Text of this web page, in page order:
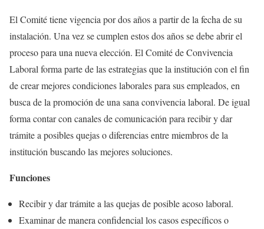
El Comité tiene vigencia por dos años a partir de la fecha de su
instalación. Una vez se cumplen estos dos años se debe abrir el
proceso para una nueva elección. El Comité de Convivencia
Laboral forma parte de las estrategias que la institución con el fin
de crear mejores condiciones laborales para sus empleados, en
busca de la promoción de una sana convivencia laboral. De igual
forma contar con canales de comunicación para recibir y dar
trámite a posibles quejas o diferencias entre miembros de la
institución buscando las mejores soluciones.
Funciones
Recibir y dar trámite a las quejas de posible acoso laboral.
Examinar de manera confidencial los casos específicos o